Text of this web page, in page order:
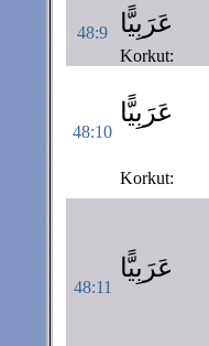
48:9 عَرَبِيًّا
Korkut:
48:10
عَرَبِيًّا
Korkut:
48:11
عَرَبِيًّا